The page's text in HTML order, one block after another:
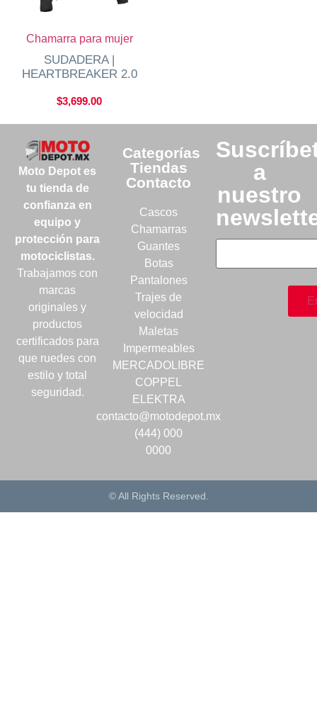
Chamarra para mujer
SUDADERA |
HEARTBREAKER 2.0
$3,699.00
Moto Depot es
tu tienda de
confianza en
equipo y
protección para
motociclistas.
Trabajamos con
marcas
originales y
productos
certificados para
que ruedes con
estilo y total
seguridad.
Categorías
Tiendas
Contacto
Cascos
Chamarras
Guantes
Botas
Pantalones
Trajes de
velocidad
Maletas
Impermeables
MERCADOLIBRE
COPPEL
ELEKTRA
contacto@motodepot.mx
(444) 000
0000
a
nuestro
© All Rights Reserved.